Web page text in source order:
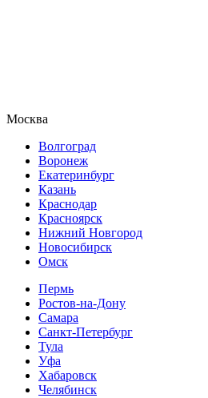
Москва
Волгоград
Воронеж
Екатеринбург
Казань
Краснодар
Красноярск
Нижний Новгород
Новосибирск
Омск
Пермь
Ростов-на-Дону
Самара
Санкт-Петербург
Тула
Уфа
Хабаровск
Челябинск